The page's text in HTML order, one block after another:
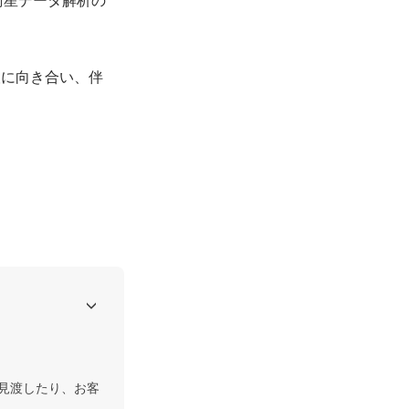
向き合い、伴
渡したり、お客